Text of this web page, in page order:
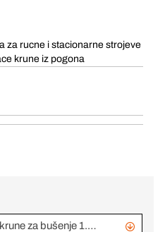
za rucne i stacionarne strojeve
krune iz pogona
Brzo otpuštajući prsten za krune za bušenje 1.1/4"